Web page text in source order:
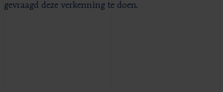
gevraagd deze verkenning te doen.